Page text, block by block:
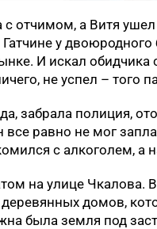
отчимом, а Витя
у двоюродного
И искал обидчика
не успел – того
забрала полиция,
все равно не мог
с алкоголем, а
на улице Чкалова.
домов,
была земля под